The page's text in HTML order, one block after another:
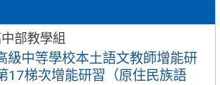
部教學組
級中等學校本土語文教師增能研
17梯次增能研習（原住民族語